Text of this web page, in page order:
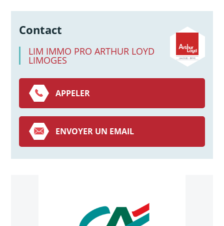
Contact
LIM IMMO PRO ARTHUR LOYD
LIMOGES
APPELER
ENVOYER UN EMAIL